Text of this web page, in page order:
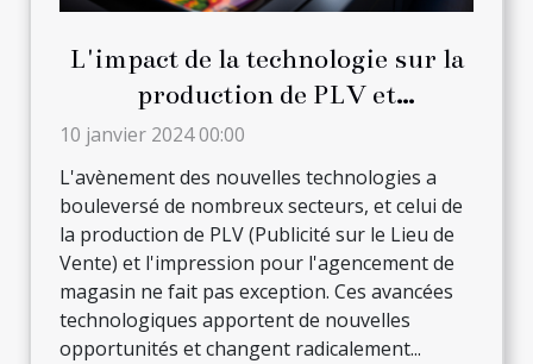
L'impact de la technologie sur la
production de PLV et
l'impression pour l'agencement
de magasin
10 janvier 2024 00:00
L'avènement des nouvelles technologies a
bouleversé de nombreux secteurs, et celui de
la production de PLV (Publicité sur le Lieu de
Vente) et l'impression pour l'agencement de
magasin ne fait pas exception. Ces avancées
technologiques apportent de nouvelles
opportunités et changent radicalement...